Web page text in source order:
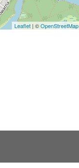
Leaflet | ©OpenStreetMap